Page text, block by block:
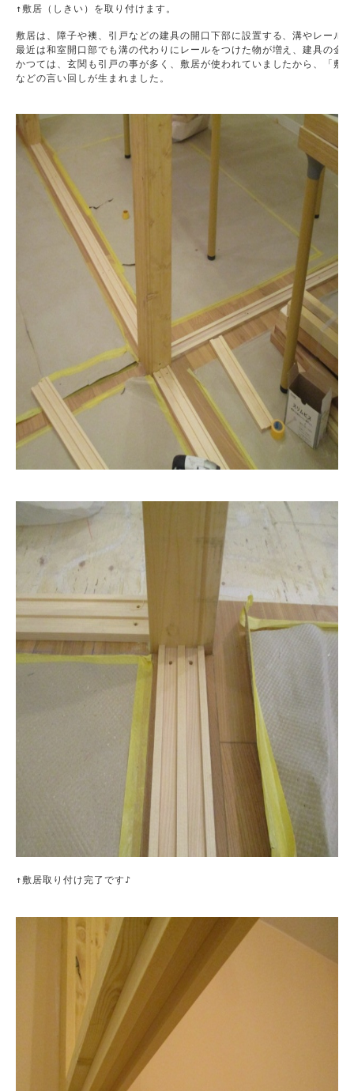
↑敷居（しきい）を取り付けます。
敷居は、障子や襖、引戸などの建具の開口下部に設置する、溝やレール
最近は和室開口部でも溝の代わりにレールをつけた物が増え、建具の金
かつては、玄関も引戸の事が多く、敷居が使われていましたから、「敷
などの言い回しが生まれました。
↑敷居取り付け完了です♪